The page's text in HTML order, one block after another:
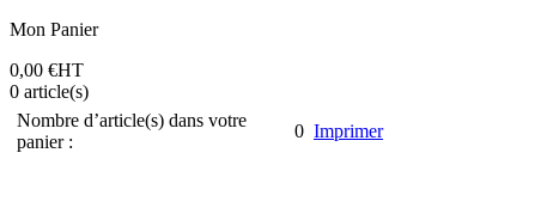
Mon Panier
0,00 €HT
0 article(s)
Nombre d’article(s) dans votre
panier :
0 Imprimer